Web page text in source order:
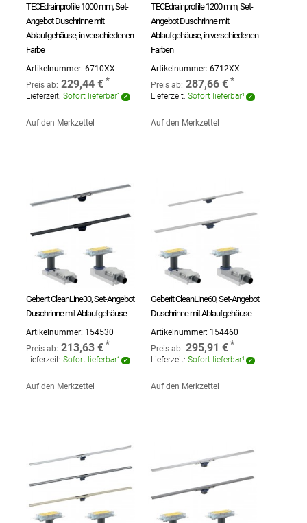
TECEdrainprofile 1000 mm, Set-
Angebot Duschrinne mit
Ablaufgehäuse, in verschiedenen
Farbe
Artikelnummer: 6710XX
Preis ab: 229,44 €
Lieferzeit: Sofort lieferbar¹
Auf den Merkzettel
TECEdrainprofile 1200 mm, Set-
Angebot Duschrinne mit
Ablaufgehäuse, in verschiedenen
Farben
Artikelnummer:6712XX
Preis ab: 287,66 €
Lieferzeit: Sofort lieferbar¹
Auf den Merkzettel
Geberit CleanLine30, Set-Angebot
Duschrinne mit Ablaufgehäuse
Artikelnummer: 154530
Preis ab: 213,63 €
Lieferzeit: Sofort lieferbar¹
Auf den Merkzettel
Geberit CleanLine60, Set-Angebot
Duschrinne mit Ablaufgehäuse
Artikelnummer: 154460
Preis ab: 295,91 €
Lieferzeit: Sofort lieferbar¹
Auf den Merkzettel